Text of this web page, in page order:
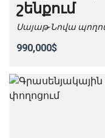
շենքում
Սայաթ-Նովա
990,000$